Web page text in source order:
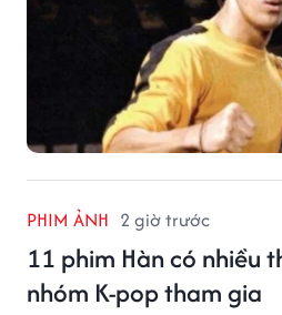
PHIM ẢNH 2 giờ trước
11 phim Hàn có nhiều
nhóm K-pop tham gia